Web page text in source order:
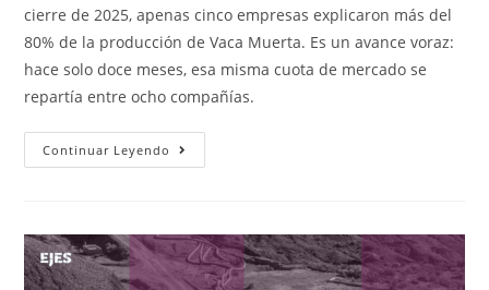
cierre de 2025, apenas cinco empresas explicaron más del
80% de la producción de Vaca Muerta. Es un avance voraz:
hace solo doce meses, esa misma cuota de mercado se
repartía entre ocho compañías.
Continuar Leyendo